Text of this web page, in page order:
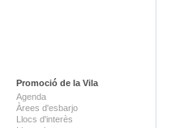
Promoció de la Vila
Agenda
Àrees d'esbarjo
Llocs d'interès